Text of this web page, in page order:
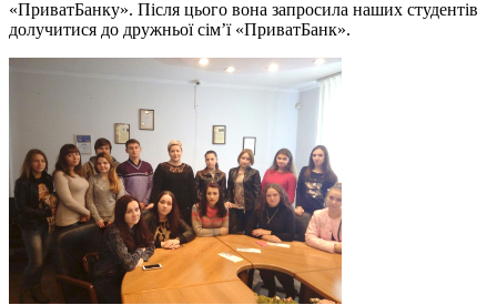
«ПриватБанку». Після цього вона запросила наших студентів
долучитися до дружньої сім’ї «ПриватБанк».